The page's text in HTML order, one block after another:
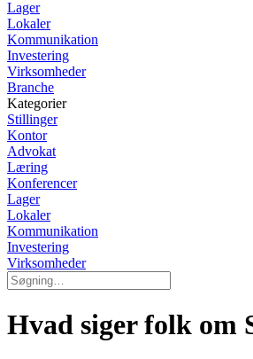
Lager
Lokaler
Kommunikation
Investering
Virksomheder
Branche
Kategorier
Stillinger
Kontor
Advokat
Læring
Konferencer
Lager
Lokaler
Kommunikation
Investering
Virksomheder
Hvad siger folk om